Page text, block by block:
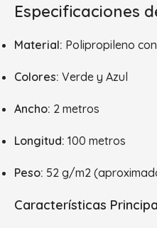
Especificaciones
Material: Polipropileno
Colores: Verde y Azul
Ancho: 2 metros
Longitud: 100 metros
Peso: 52 g/m2
Características